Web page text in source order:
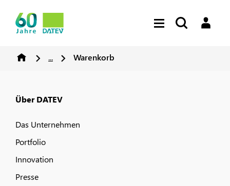
... Warenkorb
Über DATEV
Das Unternehmen
Portfolio
Innovation
Presse